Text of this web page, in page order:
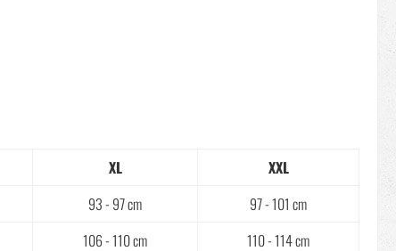
XL
XXL
93 - 97 cm
97 - 101 cm
106 - 110 cm
110 - 114 cm